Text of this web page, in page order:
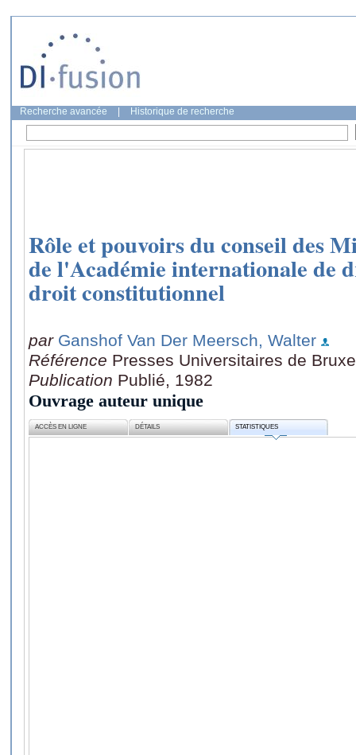
Recherche avancée Historique de recherche
Rôle et pouvoirs du conseil des
de l'Académie internationale de
droit constitutionnel
par Ganshof Van Der Meersch, Walter
Référence Presses Universitaires de
Publication Publié, 1982
Ouvrage auteur unique
ACCÈS EN LIGNE DÉTAILS STATISTIQUES